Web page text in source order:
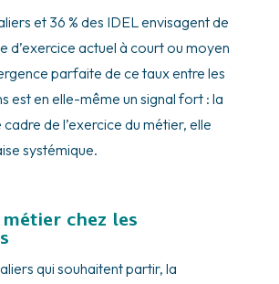
et 36 % des IDEL envisagent de
d’exercice actuel à court ou moyen
parfaite de ce taux entre les
est en elle-même un signal fort : la
de l’exercice du métier, elle
systémique.
chez les
qui souhaitent partir, la